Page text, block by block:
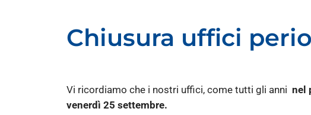
Chiusura uffici
Vi ricordiamo che i nostri uffici, come tutti gli anni nel
venerdì 25 settembre.